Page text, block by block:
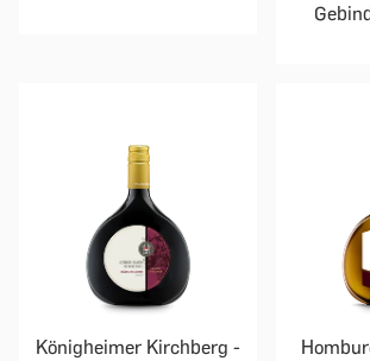
Königheimer Kirchberg -